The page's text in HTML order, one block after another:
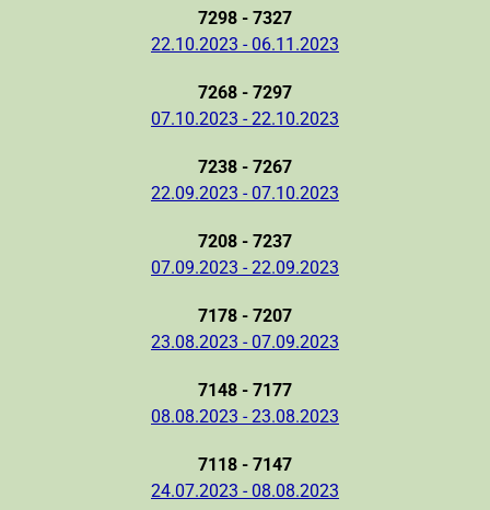
7298 - 7327
22.10.2023 - 06.11.2023
7268 - 7297
07.10.2023 - 22.10.2023
7238 - 7267
22.09.2023 - 07.10.2023
7208 - 7237
07.09.2023 - 22.09.2023
7178 - 7207
23.08.2023 - 07.09.2023
7148 - 7177
08.08.2023 - 23.08.2023
7118 - 7147
24.07.2023 - 08.08.2023